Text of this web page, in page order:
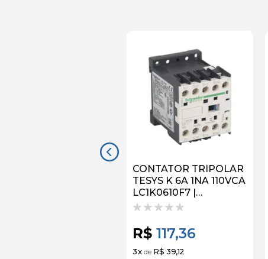
CONTATOR TRIPOLAR
TESYS K 6A 1NA 110VCA
LC1K0610F7 |
SCHNEIDER
R$ 117,36
3x de R$ 39,12